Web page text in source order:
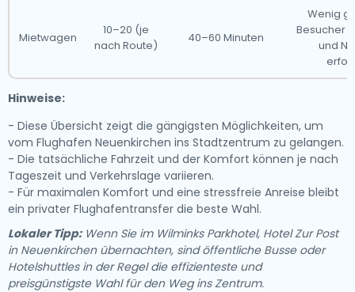
Mietwagen
10–20 (je
nach Route)
40–60 Minuten
Wenig
Besucher
und
Hinweise:
- Diese Übersicht zeigt die gängigsten Möglichkeiten, um
vom Flughafen Neuenkirchen ins Stadtzentrum zu gelangen.
- Die tatsächliche Fahrzeit und der Komfort können je nach
Tageszeit und Verkehrslage variieren.
- Für maximalen Komfort und eine stressfreie Anreise bleibt
ein privater Flughafentransfer die beste Wahl.
Lokaler Tipp:Wenn Sie im Wilminks Parkhotel, Hotel Zur Post
in Neuenkirchen übernachten, sind öffentliche Busse oder
Hotelshuttles in der Regel die effizienteste und
preisgünstigste Wahl für den Weg ins Zentrum.